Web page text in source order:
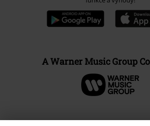
A Warner Music Group